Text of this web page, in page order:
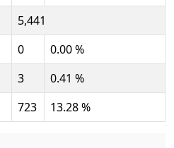
5,441
0
0.00 %
3
0.41 %
723 13.28 %